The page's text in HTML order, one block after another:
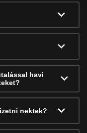
havi
nektek?